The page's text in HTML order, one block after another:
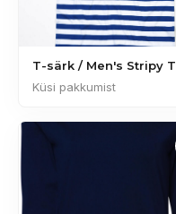
T-särk / Men's Stripy T
Küsi pakkumist